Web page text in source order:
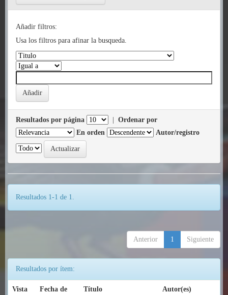
Añadir filtros:
Usa los filtros para afinar la busqueda.
Resultados por página
Ordenar por
En orden
Autor/registro
Resultados 1-1 de 1.
Anterior 1 Siguiente
Resultados por ítem:
Vista
Fecha de
Título Autor(es)